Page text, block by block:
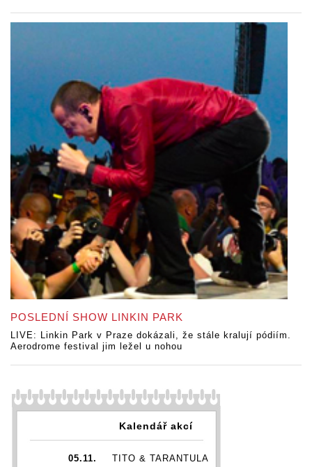
POSLEDNÍ SHOW LINKIN PARK
LIVE: Linkin Park v Praze dokázali, že stále kralují pódiím.
Aerodrome festival jim ležel u nohou
Kalendář akcí
05.11. TITO & TARANTULA